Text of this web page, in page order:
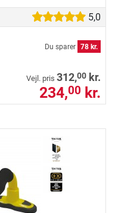
5,0
Du sparer 78 kr.
Vejl. pris 312,00 kr.
234,00 kr.